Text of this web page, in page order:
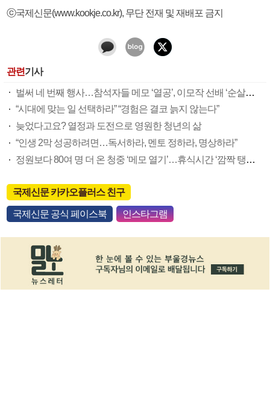
ⓒ국제신문(www.kookje.co.kr), 무단 전재 및 재배포 금지
관련기사
벌써 네 번째 행사…참석자들 메모 ‘열공’, 이모작 선배 ‘순살고등어 선물’엔 환호도
“시대에 맞는 일 선택하라” “경험은 결코 늙지 않는다”
늦었다고요? 열정과 도전으로 영원한 청년의 삶
“인생 2막 성공하려면…독서하라, 멘토 정하라, 명상하라”
정원보다 80여 명 더 온 청중 ‘메모 열기’…휴식시간 ‘깜짝 탱고쇼’ 분위기 달아올라
국제신문 카카오플러스 친구
국제신문 공식 페이스북 인스타그램